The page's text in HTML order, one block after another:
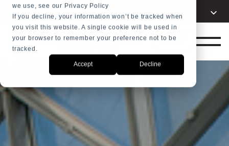
we use, see our Privacy Policy
If you decline, your information won’t be tracked when
you visit this website. A single cookie will be used in
your browser to remember your preference not to be
tracked.
Accept Decline
+31 23
5278282
Choisissez votre
langue
French
English
Spanish
Portuguese
Indonesia
SHOP